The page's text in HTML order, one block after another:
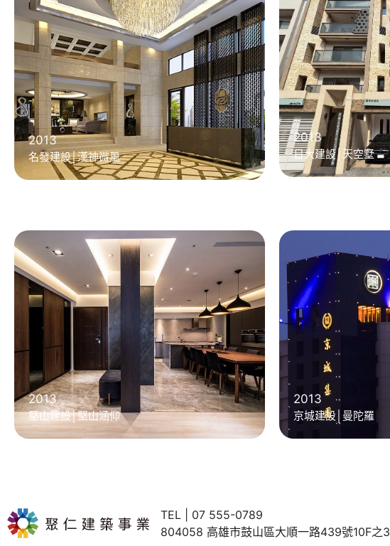
2013
名發建設│漢神微風
2013
日大建設│天空墅
2013
堅山建設│堅山涵仰
2013
京城建設│曼陀羅
TEL | 07 555-0789
804058 高雄市鼓山區大順一路439號10F之3